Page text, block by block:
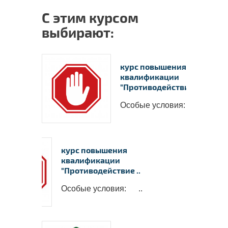
С этим курсом
выбирают:
курс повышения
квалификации
"Противодействие ..
Особые условия: ..
курс повышения
квалификации
"Противодействие ..
Особые условия: ..